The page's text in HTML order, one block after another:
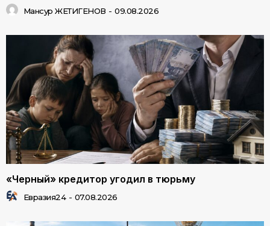
Мансур ЖЕТИГЕНОВ - 09.08.2026
«Черный» кредитор угодил в тюрьму
Евразия24 - 07.08.2026